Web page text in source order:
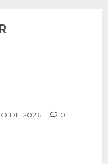
DE 2026 0